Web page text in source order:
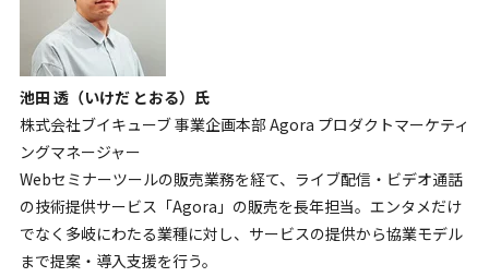
池田 透（いけだ とおる）氏
株式会社ブイキューブ 事業企画本部 Agora プロダクトマーケティ
ングマネージャー
Webセミナーツールの販売業務を経て、ライブ配信・ビデオ通話
の技術提供サービス「Agora」の販売を長年担当。エンタメだけ
でなく多岐にわたる業種に対し、サービスの提供から協業モデル
まで提案・導入支援を行う。